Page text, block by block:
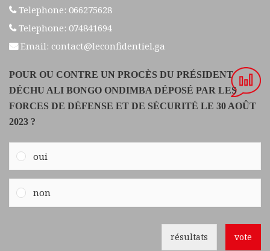
Telephone: 066275628
Telephone: 074841694
Email: contact@leconfidentiel.ga
POUR OU CONTRE UN PROCÈS DU PRÉSIDENT
DÉCHU ALI BONGO ONDIMBA DÉPOSÉ PAR LES
FORCES DE DÉFENSE ET DE SÉCURITÉ LE 30 AOÛT
2023 ?
oui
non
résultats vote